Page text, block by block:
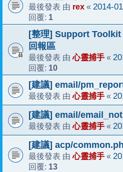
最後發表 由 rex « 2014-
回覆: 1
[整理] Support Toolkit
回報區
最後發表 由心靈捕手 «
回覆: 10
[建議] email/
最後發表 由心靈捕手 «
[建議] email/
最後發表 由心靈捕手 «
[建議] acp/
最後發表 由心靈捕手 «
回覆: 13